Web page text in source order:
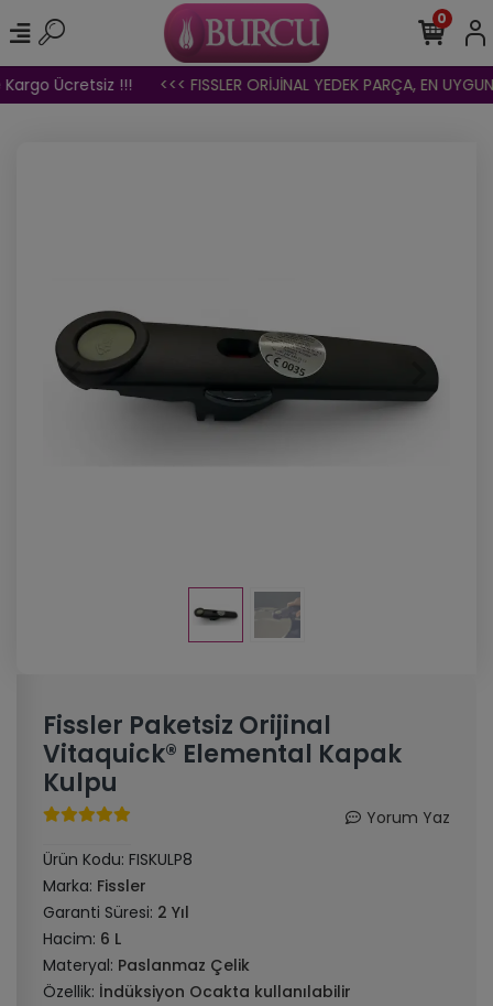
Ücretsiz !!! <<< FISSLER ORİJİNAL YEDEK PARÇA, EN
0
Fissler Paketsiz Orijinal
Vitaquick® Elemental Kapak
Kulpu
Yorum Yaz
Ürün Kodu: FISKULP8
Marka: Fissler
Garanti Süresi: 2 Yıl
Hacim: 6 L
Materyal: Paslanmaz Çelik
Özellik: İndüksiyon Ocakta kullanılabilir